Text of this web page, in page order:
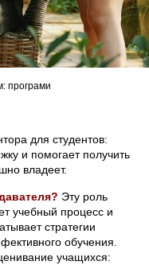
програми
для студентов:
и помогает получить
владеет.
Эту роль
учебный процесс и
стратегии
обучения.
учащихся: